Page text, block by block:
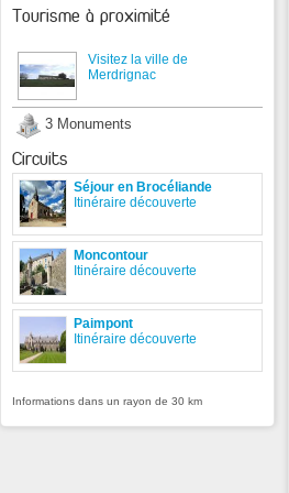
Tourisme à proximité
Visitez la ville de
Merdrignac
3 Monuments
Circuits
Séjour en Brocéliande
Itinéraire découverte
Moncontour
Itinéraire découverte
Paimpont
Itinéraire découverte
Informations dans un rayon de 30 km